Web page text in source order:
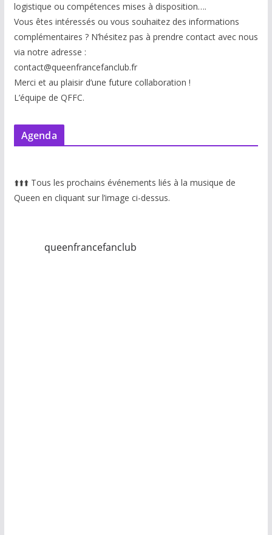
logistique ou compétences mises à disposition….
Vous êtes intéressés ou vous souhaitez des informations
complémentaires ? N’hésitez pas à prendre contact avec nous
via notre adresse :
contact@queenfrancefanclub.fr
Merci et au plaisir d’une future collaboration !
L’équipe de QFFC.
Agenda
⬆️⬆️⬆️ Tous les prochains événements liés à la musique de
Queen en cliquant sur l’image ci-dessus.
queenfrancefanclub